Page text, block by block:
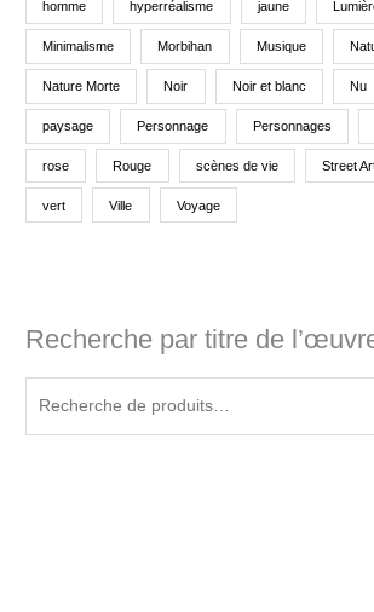
homme hyperréalisme jaune
Minimalisme Morbihan Musique
Nature Morte Noir Noir et blanc Nu
paysage Personnage Personnages
rose Rouge scènes de vie Street
vert Ville Voyage
Recherche par titre de